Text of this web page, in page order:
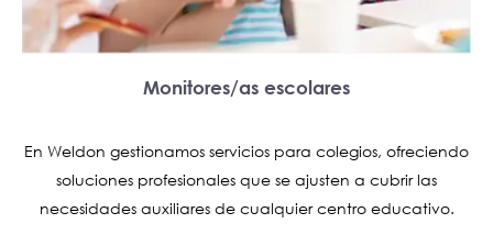
Monitores/as escolares
En Weldon gestionamos servicios para colegios, ofreciendo
soluciones profesionales que se ajusten a cubrir las
necesidades auxiliares de cualquier centro educativo.